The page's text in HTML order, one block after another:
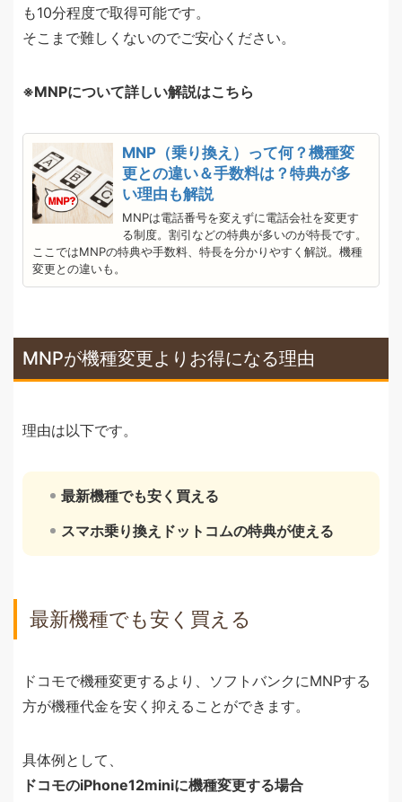
も10分程度で取得可能です。
そこまで難しくないのでご安心ください。
MNPについて詳しい解説はこちら
MNP（乗り換え）って何？機種変
更との違い＆手数料は？特典が多
い理由も解説
MNPは電話番号を変えずに電話会社を変更す
る制度。割引などの特典が多いのが特長です。
ここではMNPの特典や手数料、特長を分かりやすく解説。機種
変更との違いも。
MNPが機種変更よりお得になる理由
理由は以下です。
最新機種でも安く買える
スマホ乗り換えドットコムの特典が使える
最新機種でも安く買える
ドコモで機種変更するより、ソフトバンクにMNPする
方が機種代金を安く抑えることができます。
具体例として、
ドコモのiPhone12miniに機種変更する場合